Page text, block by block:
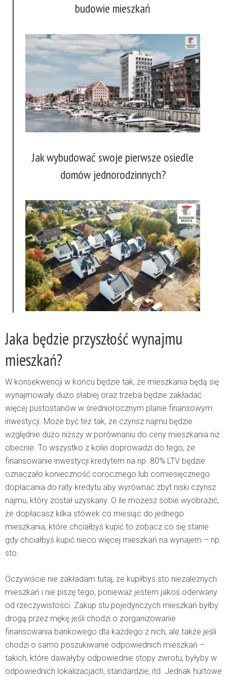
budowie mieszkań
Jak wybudować swoje pierwsze osiedle
domów jednorodzinnych?
Jaka będzie przyszłość wynajmu
mieszkań?
W konsekwencji w końcu będzie tak, że mieszkania będą się
wynajmowały dużo słabiej oraz trzeba będzie zakładać
więcej pustostanów w średniorocznym planie finansowym
inwestycji. Może być też tak, że czynsz najmu będzie
względnie dużo niższy w porównaniu do ceny mieszkania niż
obecnie. To wszystko z kolei doprowadzi do tego, że
finansowanie inwestycji kredytem na np. 80% LTV będzie
oznaczało konieczność corocznego lub comiesięcznego
dopłacania do raty kredytu aby wyrównać zbyt niski czynsz
najmu, który został uzyskany. O ile możesz sobie wyobrazić,
że dopłacasz kilka stówek co miesiąc do jednego
mieszkania, które chciałbyś kupić to zobacz co się stanie
gdy chciałbyś kupić nieco więcej mieszkań na wynajem – np.
sto.
Oczywiście nie zakładam tutaj, że kupiłbyś sto niezależnych
mieszkań i nie piszę tego, ponieważ jestem jakoś oderwany
od rzeczywistości. Zakup stu pojedynczych mieszkań byłby
drogą przez mękę jeśli chodzi o zorganizowanie
finansowania bankowego dla każdego z nich, ale także jeśli
chodzi o samo poszukiwanie odpowiednich mieszkań –
takich, które dawałyby odpowiednie stopy zwrotu, byłyby w
odpowiednich lokalizacjach, standardzie, itd. Jednak hurtowe